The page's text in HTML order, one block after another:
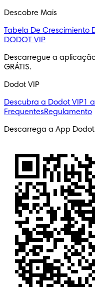
Descobre Mais
Tabela De Crescimiento
DODOT VIP
Descarregue a
GRÁTIS.
Dodot VIP
Descubra a Dodot VIP1
FrequentesRegulamento
Descarrega a App Dodot